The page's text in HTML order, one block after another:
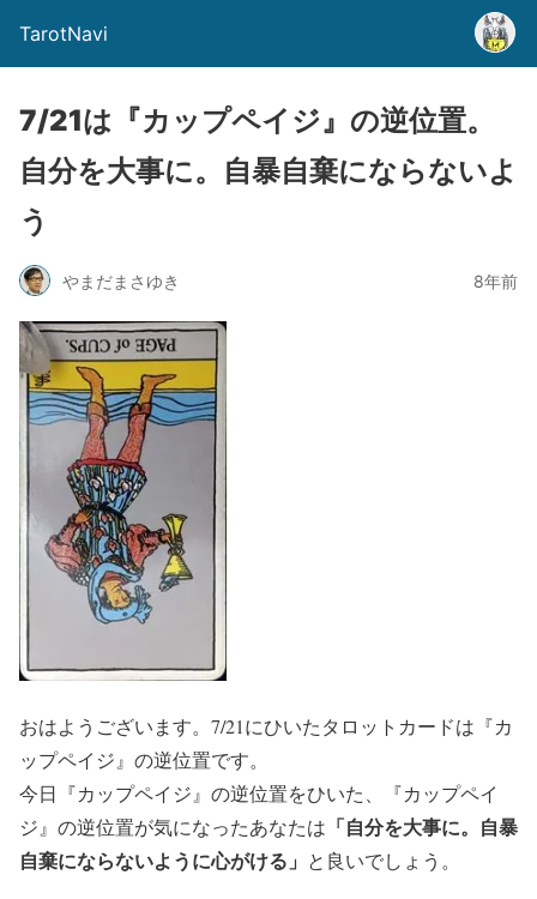
TarotNavi
7/21は『カップペイジ』の逆位置。
自分を大事に。自暴自棄にならないよ
う
やまだまさゆき 8年前
おはようございます。7/21にひいたタロットカードは『カ
ップペイジ』の逆位置です。
今日『カップペイジ』の逆位置をひいた、『カップペイ
ジ』の逆位置が気になったあなたは 「自分を大事に。自暴
自棄にならないように心がける」 と良いでしょう。